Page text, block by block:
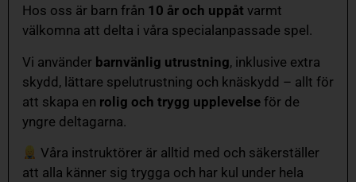
Hos oss är barn från 10 år och uppåt varmt
välkomna att delta i våra specialanpassade spel.
Vi använder barnvänlig utrustning, inklusive extra
skydd, lättare spelutrustning och knäskydd – allt för
att skapa en rolig och trygg upplevelse för de
yngre deltagarna.
Våra instruktörer är alltid med och säkerställer
att alla känner sig trygga och har kul under hela